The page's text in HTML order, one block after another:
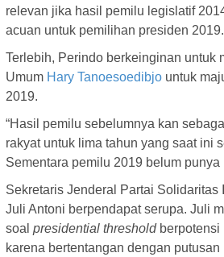
relevan jika hasil pemilu legislatif
acuan untuk pemilihan presiden 2019.
Terlebih, Perindo berkeinginan untuk
Umum Hary Tanoesoedibjo untuk
2019.
“Hasil pemilu sebelumnya kan
rakyat untuk lima tahun yang saat ini
Sementara pemilu 2019 belum punya
Sekretaris Jenderal Partai Solidaritas
Juli Antoni berpendapat serupa. Juli
soal presidential thresholdberpotensi
karena bertentangan dengan putusan